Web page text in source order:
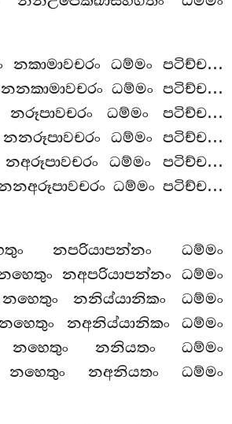
නකාමාවචරං ධම්මං පටිච්ච…
ධම්මං පටිච්ච…
ධම්මං පටිච්ච…
ධම්මං පටිච්ච…
ධම්මං පටිච්ච…
ධම්මං පටිච්ච…
නපරියාපන්නං ධම්මං
නඅපරියාපන්නං ධම්මං
නනිය්යානිකං ධම්මං
නඅනිය්යානිකං ධම්මං
නහෙතුං නනියතං ධම්මං
නඅනියතං ධම්මං